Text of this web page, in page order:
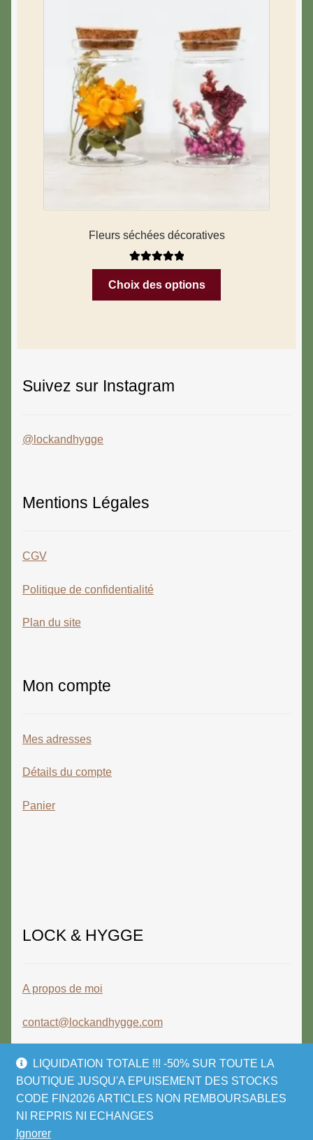
LIQUIDATION TOTALE !!! -50% SUR TOUTE LA
BOUTIQUE JUSQU'A EPUISEMENT DES STOCKS
CODE FIN2026 ARTICLES NON REMBOURSABLES
NI REPRIS NI ECHANGES
Ignorer
Fleurs séchées décoratives
Note5.00sur
5
Choix des options
Suivez sur Instagram
@lockandhygge
Mentions Légales
CGV
Politique de confidentialité
Plan du site
Mon compte
Mes adresses
Détails du compte
Panier
LOCK & HYGGE
A propos de moi
contact@lockandhygge.com
© LOCK & HYGGE 2026